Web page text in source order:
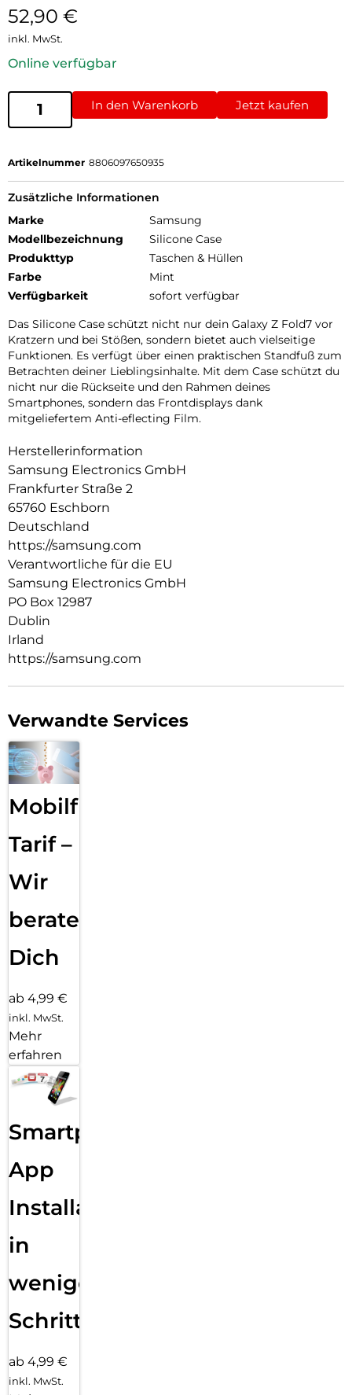
52,90 €
inkl. MwSt.
Online verfügbar
In den Warenkorb Jetzt kaufen
Artikelnummer 8806097650935
Zusätzliche Informationen
Marke
Samsung
Modellbezeichnung
Silicone Case
Produkttyp
Taschen & Hüllen
Farbe
Mint
Verfügbarkeit
sofort verfügbar
Das Silicone Case schützt nicht nur dein Galaxy Z Fold7 vor
Kratzern und bei Stößen, sondern bietet auch vielseitige
Funktionen. Es verfügt über einen praktischen Standfuß zum
Betrachten deiner Lieblingsinhalte. Mit dem Case schützt du
nicht nur die Rückseite und den Rahmen deines
Smartphones, sondern das Frontdisplays dank
mitgeliefertem Anti-eflecting Film.
Herstellerinformation
Samsung Electronics GmbH
Frankfurter Straße 2
65760 Eschborn
Deutschland
https://samsung.com
Verantwortliche für die EU
Samsung Electronics GmbH
PO Box 12987
Dublin
Irland
https://samsung.com
Verwandte Services
Mobilfunk
Tarif –
Wir
beraten
Dich
ab 4,99 €
inkl. MwSt.
Mehr
erfahren
Smartphone
App
Installation
in
wenigen
Schritten
ab 4,99 €
inkl. MwSt.